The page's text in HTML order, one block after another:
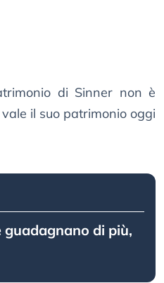
di Sinner non è
il suo patrimonio oggi
di più,